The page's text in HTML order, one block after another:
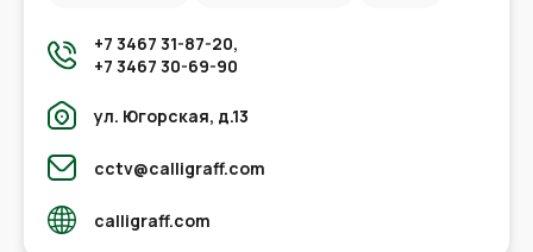
+7 3467 31-87-20,
+7 3467 30-69-90
ул. Югорская, д.13
cctv@calligraff.com
calligraff.com